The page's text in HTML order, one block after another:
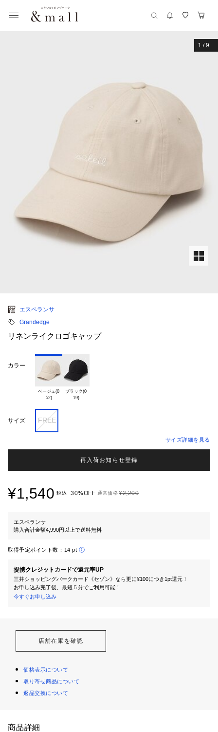
1 /9
エスペランサ
Grandedge
リネンライクロゴキャップ
カラー
ベージュ(0
52)
ブラック(0
19)
サイズ FREE
サイズ詳細を見る
再入荷お知らせ登録
¥1,540 税込 30%OFF 通常価格¥2,200
エスペランサ
購入合計金額4,990円以上で送料無料
取得予定ポイント数： 14 pt
提携クレジットカードで還元率UP
三井ショッピングパークカード《セゾン》なら更に¥100につき1pt還元！
お申し込み完了後、最短５分でご利用可能！
今すぐお申し込み
店舗在庫を確認
価格表示について
取り寄せ商品について
返品交換について
商品詳細